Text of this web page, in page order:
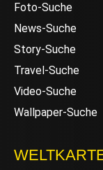
Foto-Suche
News-Suche
Story-Suche
Travel-Suche
Video-Suche
Wallpaper-Suche